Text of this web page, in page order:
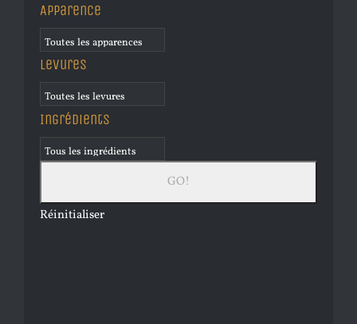
Apparence
Levures
Ingrédients
Réinitialiser